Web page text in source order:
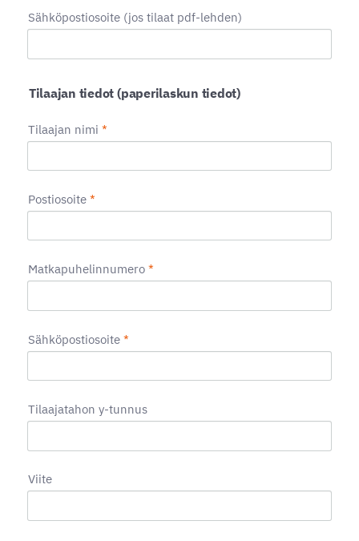
Sähköpostiosoite (jos tilaat pdf-lehden)
Tilaajan tiedot (paperilaskun tiedot)
Tilaajan nimi *
Postiosoite *
Matkapuhelinnumero *
Sähköpostiosoite *
Tilaajatahon y-tunnus
Viite